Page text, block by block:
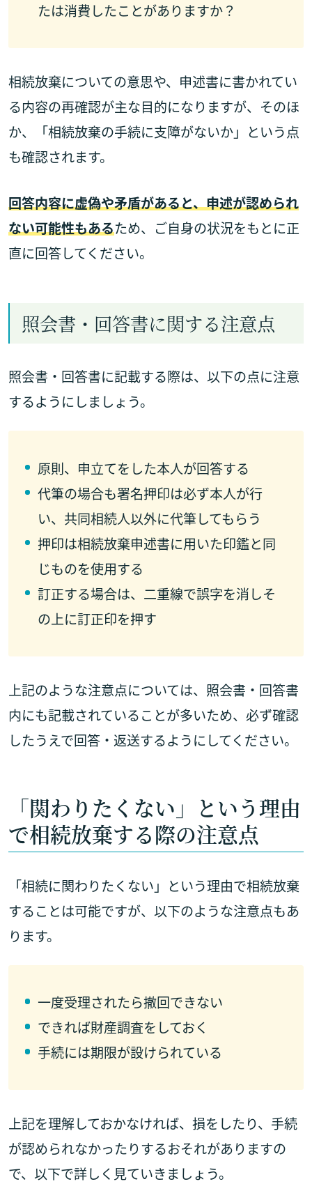
たは消費したことがありますか？
相続放棄についての意思や、申述書に書かれてい
る内容の再確認が主な目的になりますが、そのほ
か、「相続放棄の手続に支障がないか」という点
も確認されます。
回答内容に虚偽や矛盾があると、申述が認められ
ない可能性もあるため、ご自身の状況をもとに正
直に回答してください。
照会書・回答書に関する注意点
照会書・回答書に記載する際は、以下の点に注意
するようにしましょう。
原則、申立てをした本人が回答する
代筆の場合も署名押印は必ず本人が行
い、共同相続人以外に代筆してもらう
押印は相続放棄申述書に用いた印鑑と同
じものを使用する
訂正する場合は、二重線で誤字を消しそ
の上に訂正印を押す
上記のような注意点については、照会書・回答書
内にも記載されていることが多いため、必ず確認
したうえで回答・返送するようにしてください。
「関わりたくない」という理由
で相続放棄する際の注意点
「相続に関わりたくない」という理由で相続放棄
することは可能ですが、以下のような注意点もあ
ります。
一度受理されたら撤回できない
できれば財産調査をしておく
手続には期限が設けられている
上記を理解しておかなければ、損をしたり、手続
が認められなかったりするおそれがありますの
で、以下で詳しく見ていきましょう。